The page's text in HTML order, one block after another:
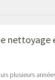
nettoyage
plusieurs